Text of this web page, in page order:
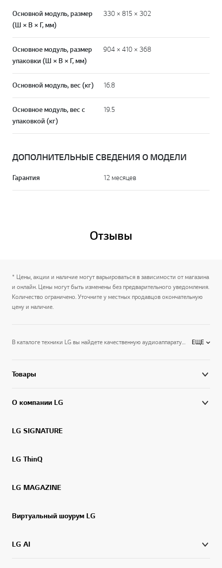
Основной модуль, размер
(Ш × В × Г, мм)
330 × 815 × 302
Основное модуль, размер
упаковки (Ш × В × Г, мм)
904 × 410 × 368
Основной модуль, вес (кг) 16.8
Основное модуль, вес с
упаковкой (кг)
19.5
ДОПОЛНИТЕЛЬНЫЕ СВЕДЕНИЯ О МОДЕЛИ
Гарантия 12 месяцев
Отзывы
* Цены, акции и наличие могут варьироваться в зависимости от магазина
и онлайн. Цены могут быть изменены без предварительного уведомления.
Количество ограничено. Уточните у местных продавцов окончательную
цену и наличие.
В каталоге техники LG вы найдете качественную аудиоаппаратуру и все необходимое для просмотра видео и работы с изображениями. Представляем ЕЩЕ
Товары
О компании LG
LG SIGNATURE
LG ThinQ
LG MAGAZINE
Виртуальный шоурум LG
LG AI